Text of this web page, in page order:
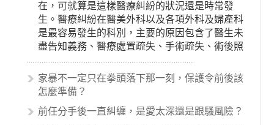
在，可就算是這樣醫療糾紛的狀況還是時常發
生。醫療糾紛在醫美外科以及各項外科及婦產科
是最容易發生的科別，主要的原因包含了醫生未
盡告知義務、醫療處置疏失、手術疏失、術後照
顧失當、醫療費用的收取。雖然醫學進步，但醫
生與病患之間引起的糾紛還是經常發生。很多案
例中最後都走向訴訟流程，我們如果不幸遇到相
的內容其實非常多，有些案例…
家暴不一定只在拳頭落下那一刻，保護令前後該
怎麼準備？
前任分手後一直糾纏，是愛太深還是跟騷風險？